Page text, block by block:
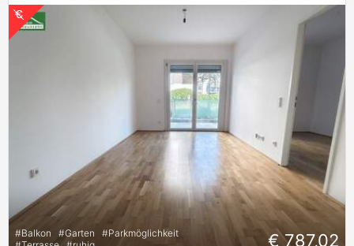
#Balkon #Garten #Parkmöglichkeit
€ 787,02